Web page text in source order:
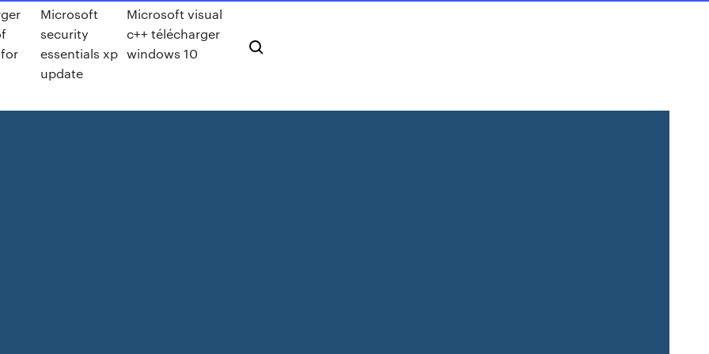
Microsoft
security
essentials xp
update
Microsoft visual
c++ télécharger
windows 10